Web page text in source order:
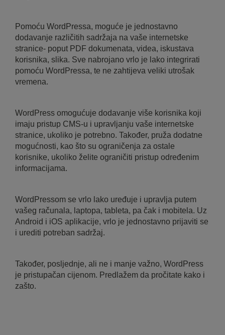
Pomoću WordPressa, moguće je jednostavno
dodavanje različitih sadržaja na vaše internetske
stranice- poput PDF dokumenata, videa, iskustava
korisnika, slika. Sve nabrojano vrlo je lako integrirati
pomoću WordPressa, te ne zahtijeva veliki utrošak
vremena.
WordPress omogućuje dodavanje više korisnika koji
imaju pristup CMS-u i upravljanju vaše internetske
stranice, ukoliko je potrebno. Također, pruža dodatne
mogućnosti, kao što su ograničenja za ostale
korisnike, ukoliko želite ograničiti pristup određenim
informacijama.
WordPressom se vrlo lako uređuje i upravlja putem
vašeg računala, laptopa, tableta, pa čak i mobitela. Uz
Android i iOS aplikacije, vrlo je jednostavno prijaviti se
i urediti potreban sadržaj.
Također, posljednje, ali ne i manje važno, WordPress
je pristupačan cijenom. Predlažem da pročitate kako i
zašto.